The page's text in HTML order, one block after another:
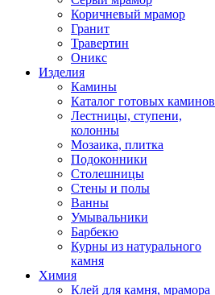
Коричневый мрамор
Гранит
Травертин
Оникс
Изделия
Камины
Каталог готовых каминов
Лестницы, ступени,
колонны
Мозаика, плитка
Подоконники
Столешницы
Стены и полы
Ванны
Умывальники
Барбекю
Курны из натурального
камня
Химия
Клей для камня, мрамора